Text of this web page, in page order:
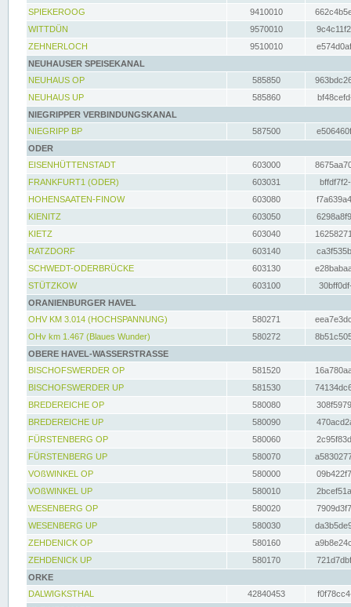
SPIEKEROOG
9410010
WITTDÜN
9570010
ZEHNERLOCH
9510010
NEUHAUSER SPEISEKANAL
NEUHAUS OP
585850
NEUHAUS UP
585860
NIEGRIPPER VERBINDUNGSKANAL
NIEGRIPP BP
587500
ODER
EISENHÜTTENSTADT
603000
FRANKFURT1 (ODER)
603031
HOHENSAATEN-FINOW
603080
KIENITZ
603050
KIETZ
603040
RATZDORF
603140
SCHWEDT-ODERBRÜCKE
603130
STÜTZKOW
603100
ORANIENBURGER HAVEL
OHV KM 3.014 (HOCHSPANNUNG)
580271
OHv km 1.467 (Blaues Wunder)
580272
OBERE HAVEL-WASSERSTRASSE
BISCHOFSWERDER OP
581520
BISCHOFSWERDER UP
581530
BREDEREICHE OP
580080
BREDEREICHE UP
580090
FÜRSTENBERG OP
580060
FÜRSTENBERG UP
580070
VOßWINKEL OP
580000
VOßWINKEL UP
580010
WESENBERG OP
580020
WESENBERG UP
580030
ZEHDENICK OP
580160
ZEHDENICK UP
580170
ORKE
DALWIGKSTHAL
42840453